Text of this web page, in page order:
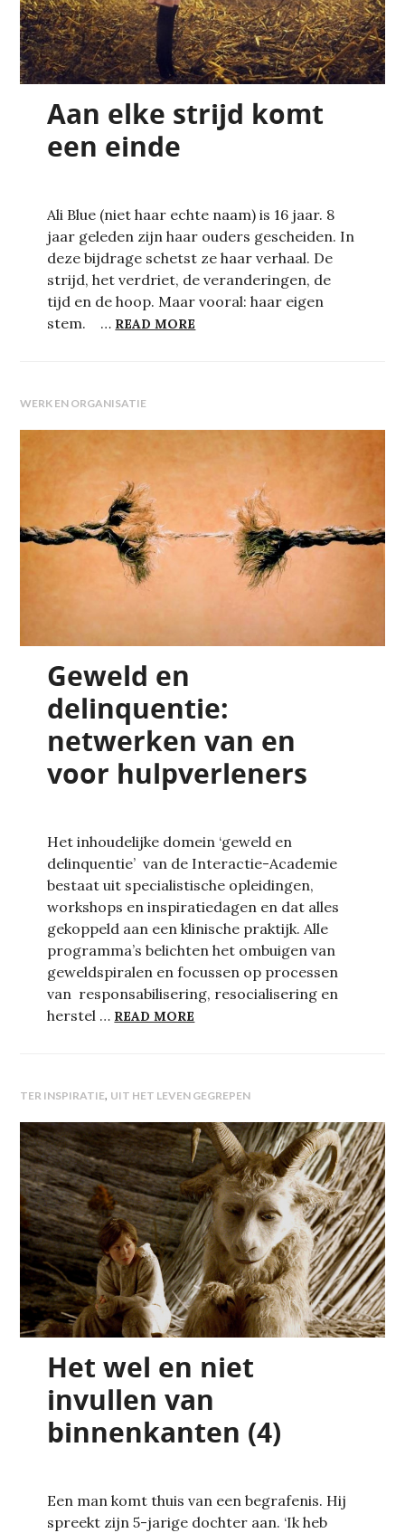
Aan elke strijd komt
een einde
Ali Blue (niet haar echte naam) is 16 jaar. 8
jaar geleden zijn haar ouders gescheiden. In
deze bijdrage schetst ze haar verhaal. De
strijd, het verdriet, de veranderingen, de
tijd en de hoop. Maar vooral: haar eigen
stem. … READ MORE
WERK EN ORGANISATIE
Geweld en
delinquentie:
netwerken van en
voor hulpverleners
Het inhoudelijke domein ‘geweld en
delinquentie’ van de Interactie-Academie
bestaat uit specialistische opleidingen,
workshops en inspiratiedagen en dat alles
gekoppeld aan een klinische praktijk. Alle
programma’s belichten het ombuigen van
geweldspiralen en focussen op processen
van responsabilisering, resocialisering en
herstel … READ MORE
TER INSPIRATIE, UIT HET LEVEN GEGREPEN
Het wel en niet
invullen van
binnenkanten (4)
Een man komt thuis van een begrafenis. Hij
spreekt zijn 5-jarige dochter aan. ‘Ik heb